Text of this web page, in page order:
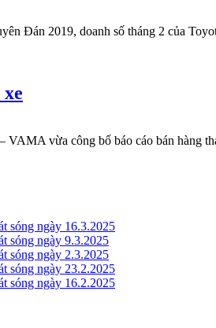
Đán 2019, doanh số tháng 2 của
vừa công bố báo cáo bán hàng
ngày 16.3.2025
sóng ngày 9.3.2025
sóng ngày 2.3.2025
ngày 23.2.2025
ngày 16.2.2025